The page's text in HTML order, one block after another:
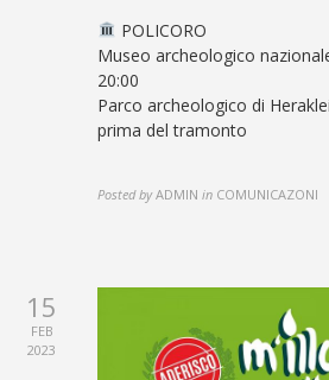
POLICORO
Museo archeologico
20:00
Parco archeologico di
prima del tramonto
Posted by ADMIN in COMUNICAZONI
15
FEB
2023